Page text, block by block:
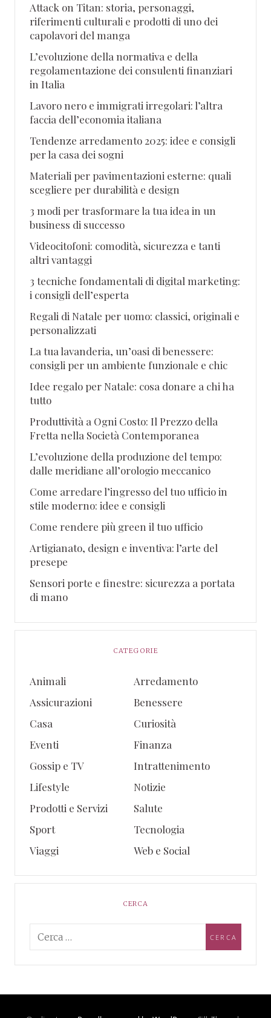
Attack on Titan: storia, personaggi,
riferimenti culturali e prodotti di uno dei
capolavori del manga
L’evoluzione della normativa e della
regolamentazione dei consulenti finanziari
in Italia
Lavoro nero e immigrati irregolari: l’altra
faccia dell’economia italiana
Tendenze arredamento 2025: idee e consigli
per la casa dei sogni
Materiali per pavimentazioni esterne: quali
scegliere per durabilità e design
3 modi per trasformare la tua idea in un
business di successo
Videocitofoni: comodità, sicurezza e tanti
altri vantaggi
3 tecniche fondamentali di digital marketing:
i consigli dell’esperta
Regali di Natale per uomo: classici, originali e
personalizzati
La tua lavanderia, un’oasi di benessere:
consigli per un ambiente funzionale e chic
Idee regalo per Natale: cosa donare a chi ha
tutto
Produttività a Ogni Costo: Il Prezzo della
Fretta nella Società Contemporanea
L’evoluzione della produzione del tempo:
dalle meridiane all’orologio meccanico
Come arredare l’ingresso del tuo ufficio in
stile moderno: idee e consigli
Come rendere più green il tuo ufficio
Artigianato, design e inventiva: l’arte del
presepe
Sensori porte e finestre: sicurezza a portata
di mano
CATEGORIE
Animali
Arredamento
Assicurazioni
Benessere
Casa
Curiosità
Eventi
Finanza
Gossip e TV
Intrattenimento
Lifestyle
Notizie
Prodotti e Servizi
Salute
Sport
Tecnologia
Viaggi
Web e Social
CERCA